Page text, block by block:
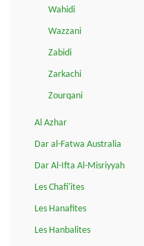
Wahidi
Wazzani
Zabidi
Zarkachi
Zourqani
Al Azhar
Dar al-Fatwa Australia
Dar Al-Ifta Al-Misriyyah
Les Chafi'ites
Les Hanafites
Les Hanbalites